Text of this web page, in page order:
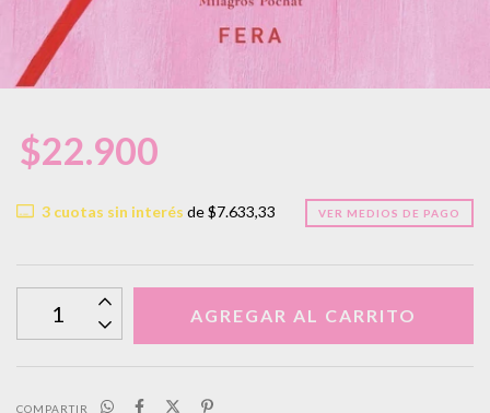
$22.900
3cuotas sin interés de$7.633,33 VER MEDIOS DE PAGO
COMPARTIR